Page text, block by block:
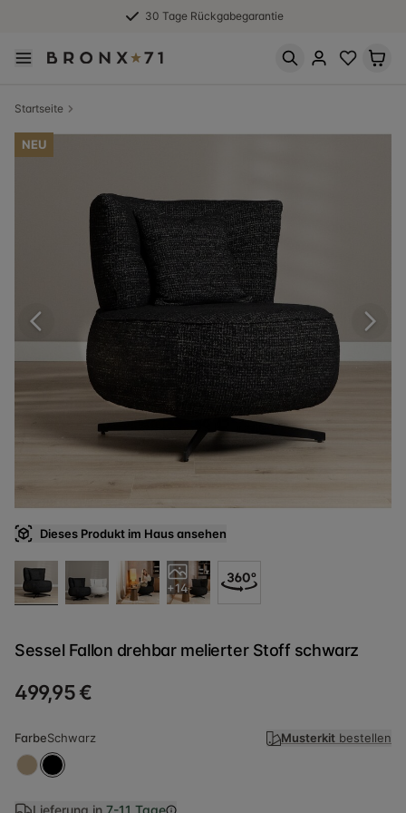
30 Tage Rückgabegarantie
Startseite
NEU
Dieses Produkt im Haus ansehen
+14
Sessel Fallon drehbar melierter Stoff schwarz
499,95 €
FarbeSchwarz Musterkit bestellen
Lieferung in 7-11 Tage